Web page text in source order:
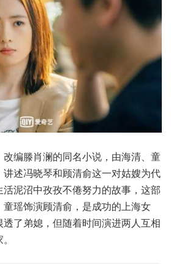
编滕肖澜的同名小说，由海清、童
述冯晓琴和顾清俞这一对姑嫂为代
泥沼中孜孜不倦努力的故事，这部
瑶饰演顾清俞，是成功的上海女
了弟媳，但随着时间演进两人互相